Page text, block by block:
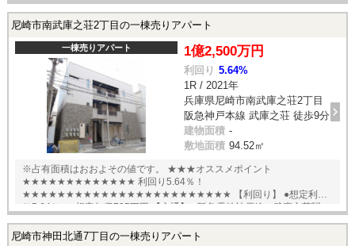
尼崎市南武庫之荘2丁目の一棟売りアパート
一棟売りアパート 1億2,500万円
利回り 5.64%
1R / 2021年
兵庫県尼崎市南武庫之荘2丁目
阪急神戸本線 武庫之荘 徒歩9分
建物面積 -
敷地面積 94.52㎡
※占有面積はおおよその値です。 ★★★オススメポイント
★★★★★★★★★★★★★ 利回り5.64％！
★★★★★★★★★★★★★★★★★★★★★★★★ 【利回り】 ●想定利回
り5.64％ ●想定年収705万円 【交通】 ●阪急電鉄神戸線 武庫之荘駅
尼崎市神田北通7丁目の一棟売りアパート